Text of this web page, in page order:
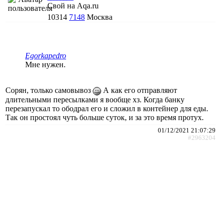
Свой на Aqa.ru
10314 7148 Москва
Egorkapedro
Мне нужен.
Сорян, только самовывоз
А как его отправляют
длительными пересылками я вообще хз. Когда банку
перезапускал то ободрал его и сложил в контейнер для еды.
Так он простоял чуть больше суток, и за это время протух.
01/12/2021 21:07:29
#2963204